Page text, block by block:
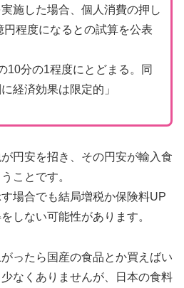
施した場合、個人消費の押し
円程度になるとの試算を公表
10分の1程度にとどまる。同
経済効果は限定的」
円安を招き、その円安が輸入食
ことです。
場合でも結局増税か保険料UP
しない可能性があります。
ったら国産の食品とか買えばい
なくありませんが、日本の食料